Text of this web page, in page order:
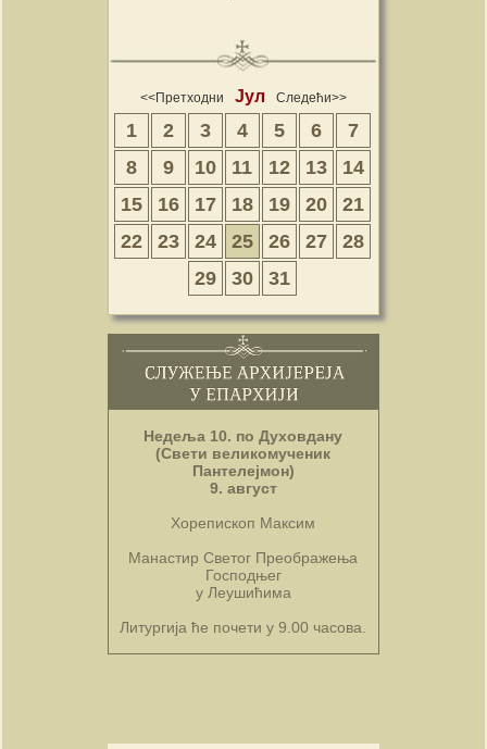
<<Претходни Јул Следећи>>
1 2 3 4 5 6
7
8
9 10 11 12 13
14
15
16 17 18 19 20
21
22
23 24 25 26 27
28
29
30 31
Недеља 10. по Духовдану
(Свети великомученик
Пантелејмон)
9. август
Хорепископ Максим
Манастир Светог Преображења
Господњег
у Леушићима
Литургија ће почети у 9.00 часова.